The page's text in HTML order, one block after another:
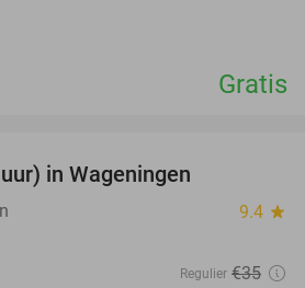
Gratis
in Wageningen
9.4 star
Regulier €35